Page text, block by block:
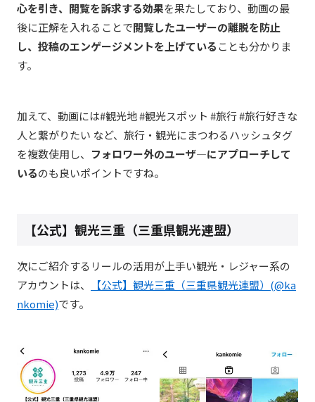
心を引き、閲覧を訴求する効果を果たしており、動画の最
後に正解を入れることで閲覧したユーザーの離脱を防止
し、投稿のエンゲージメントを上げていることも分かりま
す。
加えて、動画には#観光地#観光スポット #旅行#旅行好きな
人と繋がりたい など、旅行・観光にまつわるハッシュタグ
を複数使用し、 フォロワー外のユーザ―にアプローチして
いるのも良いポイントですね。
【公式】観光三重（三重県観光連盟）
次にご紹介するリールの活用が上手い観光・レジャー系の
アカウントは、
【公式】観光三重（三重県観光連盟）(@ka
nkomie)です。